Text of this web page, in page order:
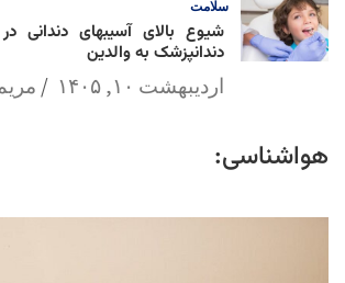
سلامت
شیوع بالای آسیبهای دندانی
دندانپزشک به والدین
اردیبهشت ۱۰, ۱۴۰۵
هواشناسی: